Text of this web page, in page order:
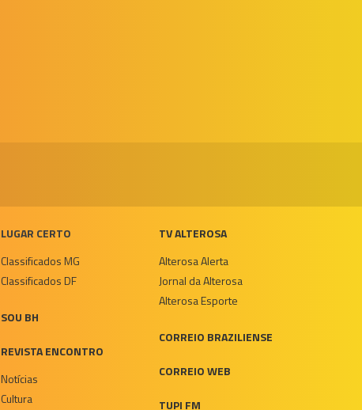
LUGAR CERTO
Classificados MG
Classificados DF
SOU BH
REVISTA ENCONTRO
Notícias
Cultura
TV ALTEROSA
Alterosa Alerta
Jornal da Alterosa
Alterosa Esporte
CORREIO BRAZILIENSE
CORREIO WEB
TUPI FM